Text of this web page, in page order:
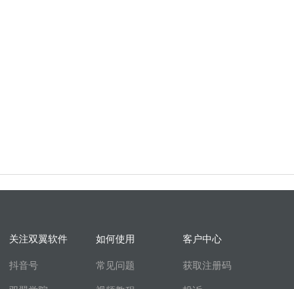
关注双翼软件
抖音号
如何使用
常见问题
客户中心
获取注册码